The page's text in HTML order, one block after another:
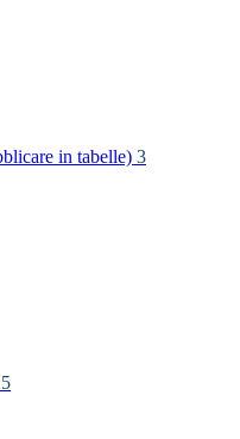
in tabelle) 3
5